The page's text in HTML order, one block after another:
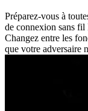
Préparez-vous à
de connexion sans
Changez entre les
que votre adversaire